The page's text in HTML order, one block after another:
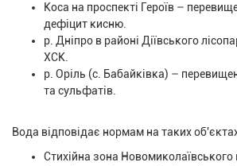
Коса на проспекті Героїв –
дефіцит кисню.
р. Дніпро в районі Діївського
ХСК.
р. Оріль (с. Бабайківка) –
та сульфатів.
Вода відповідає нормам на таких
Стихійна зона Новомиколаївського